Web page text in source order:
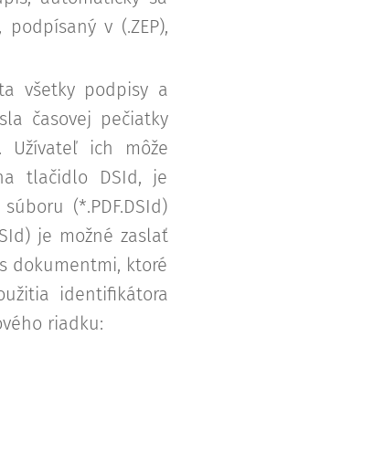
v (.ZEP),
všetky podpisy a
časovej pečiatky
Užívateľ ich môže
tlačidlo DSId, je
(*.PDF.DSId)
je možné zaslať
dokumentmi, ktoré
identifikátora
riadku: